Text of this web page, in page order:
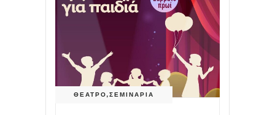
ΘΕΑΤΡΟ,ΣΕΜΙΝΑΡΙΑ